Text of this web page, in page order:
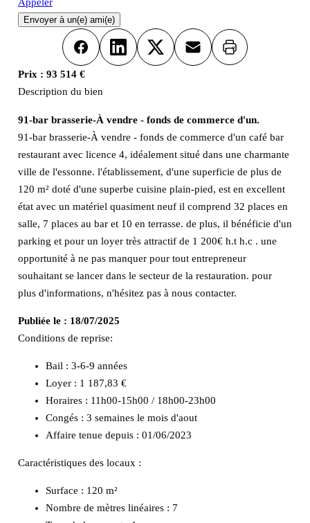
Appeler
Envoyer à un(e) ami(e)
FacebookLinkedInX Email Imprimer
Prix : 93 514 €
Description du bien
91-bar brasserie-À vendre - fonds de commerce d'un.
91-bar brasserie-À vendre - fonds de commerce d'un café bar
restaurant avec licence 4, idéalement situé dans une charmante
ville de l'essonne. l'établissement, d'une superficie de plus de
120 m² doté d'une superbe cuisine plain-pied, est en excellent
état avec un matériel quasiment neuf il comprend 32 places en
salle, 7 places au bar et 10 en terrasse. de plus, il bénéficie d'un
parking et pour un loyer très attractif de 1 200€ h.t h.c . une
opportunité à ne pas manquer pour tout entrepreneur
souhaitant se lancer dans le secteur de la restauration. pour
plus d'informations, n'hésitez pas à nous contacter.
Publiée le : 18/07/2025
Conditions de reprise:
Bail : 3-6-9 années
Loyer : 1 187,83 €
Horaires : 11h00-15h00 / 18h00-23h00
Congés : 3 semaines le mois d'aout
Affaire tenue depuis : 01/06/2023
Caractéristiques des locaux :
Surface : 120 m²
Nombre de mètres linéaires : 7